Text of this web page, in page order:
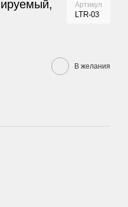
Артикул
LTR-03
В желания